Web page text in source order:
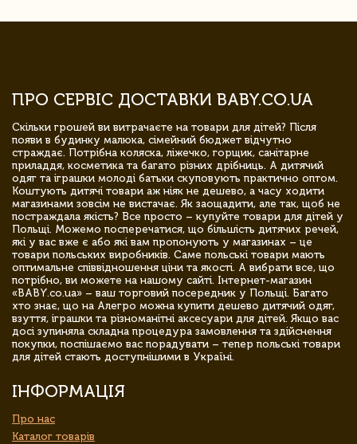
ПРО СЕРВІС ДОСТАВКИ BABY.CO.UA
Скільки грошей ви витрачаєте на товари для дітей? Після
появи в будинку малюка, сімейний бюджет відчутно
страждає. Потрібна коляска, ліжечко, горщик, санітарне
приладдя, косметика та багато різних дрібниць. А дитячий
одяг та іграшки молоді батьки скуповують практично оптом.
Коштують дитячі товари аж ніяк не дешево, а часу ходити
магазинами зовсім не вистачає. Як заощадити, але так, щоб не
постраждала якість? Все просто – купуйте товари для дітей у
Польщі. Можемо посперечатися, що більшість дитячих речей,
які у вас вже є або які вам пропонують у магазинах – це
товари польських виробників. Саме польські товари мають
оптимальне співвідношення ціни та якості. А вибрати все, що
потрібно, ви можете на нашому сайті. Інтернет-магазин
«BABY.co.ua» – ваш торговий посередник у Польщі. Багато
хто знає, що на Алегро можна купити дешево дитячий одяг,
взуття, іграшки та різноманітні аксесуари для дітей. Якщо вас
досі зупиняла складна процедура замовлення та здійснення
покупки, поспішаємо вас порадувати – тепер польські товари
для дітей стають доступнішими в Україні.
ІНФОРМАЦІЯ
Про нас
Каталог товарів